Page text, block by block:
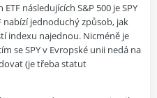
následujících S&P 500 je SPY
nabízí jednoduchý způsob, jak
indexu najednou. Nicméně je
se SPY v Evropské unii nedá na
(je třeba statut